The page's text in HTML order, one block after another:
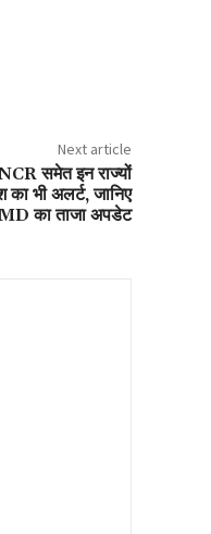
Next article
समेत इन राज्यों
का भी अलर्ट, जानिए
का ताजा अपडेट